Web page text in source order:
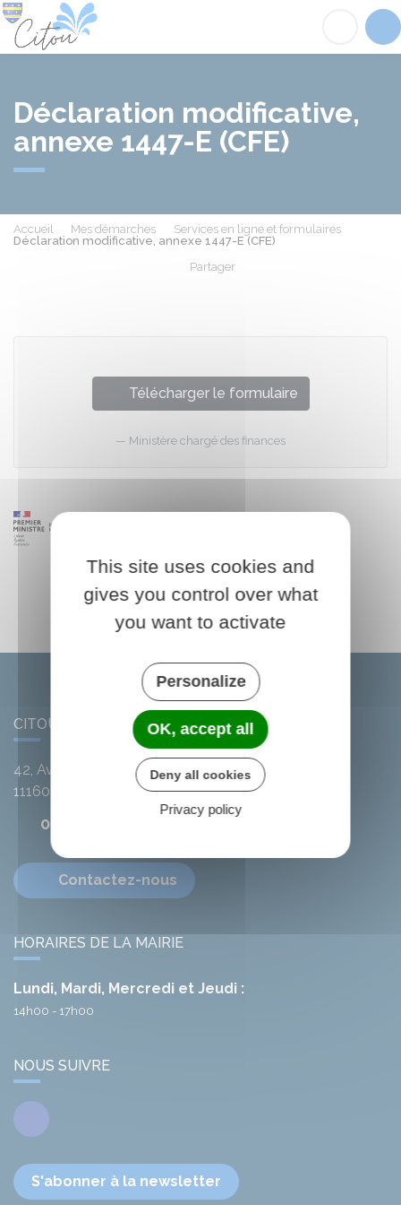
Déclaration modificative,
annexe 1447-E (CFE)
Accueil Mes démarches
Services en ligne et formulaires
Déclaration modificative, annexe 1447-E (CFE)
Partager
Télécharger le formulaire
Ministère chargé des finances
CITOU
42, Avenue de l'Argent-Double
11160
04 68 78 01 41
Contactez-nous
HORAIRES DE LA MAIRIE
Lundi, Mardi, Mercredi et Jeudi :
14h00 - 17h00
NOUS SUIVRE
Facebook
S'abonner à la newsletter
This site uses cookies and
gives you control over what
you want to activate
Personalize
OK, accept all
Deny all cookies
Privacy policy